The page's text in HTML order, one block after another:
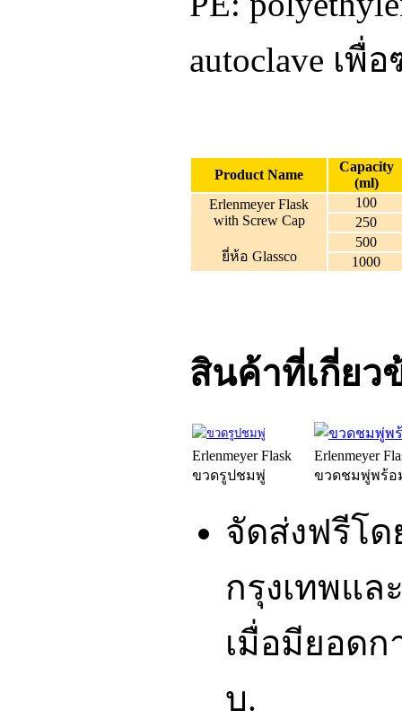
autoclave เพื่
Product Name
Capacity
(ml)
Erlenmeyer Flask
with Screw Cap
ยี่ห้อ Glassco
100
250
500
1000
สินค้าที่เกี่ยว
Erlenmeyer Flask
ขวดรูปชมพู่
Erlenmeyer
ขวดชมพู่พร้อ
จัดส่งฟรีโ
กรุงเทพแ
เมื่อมียอดก
บ.